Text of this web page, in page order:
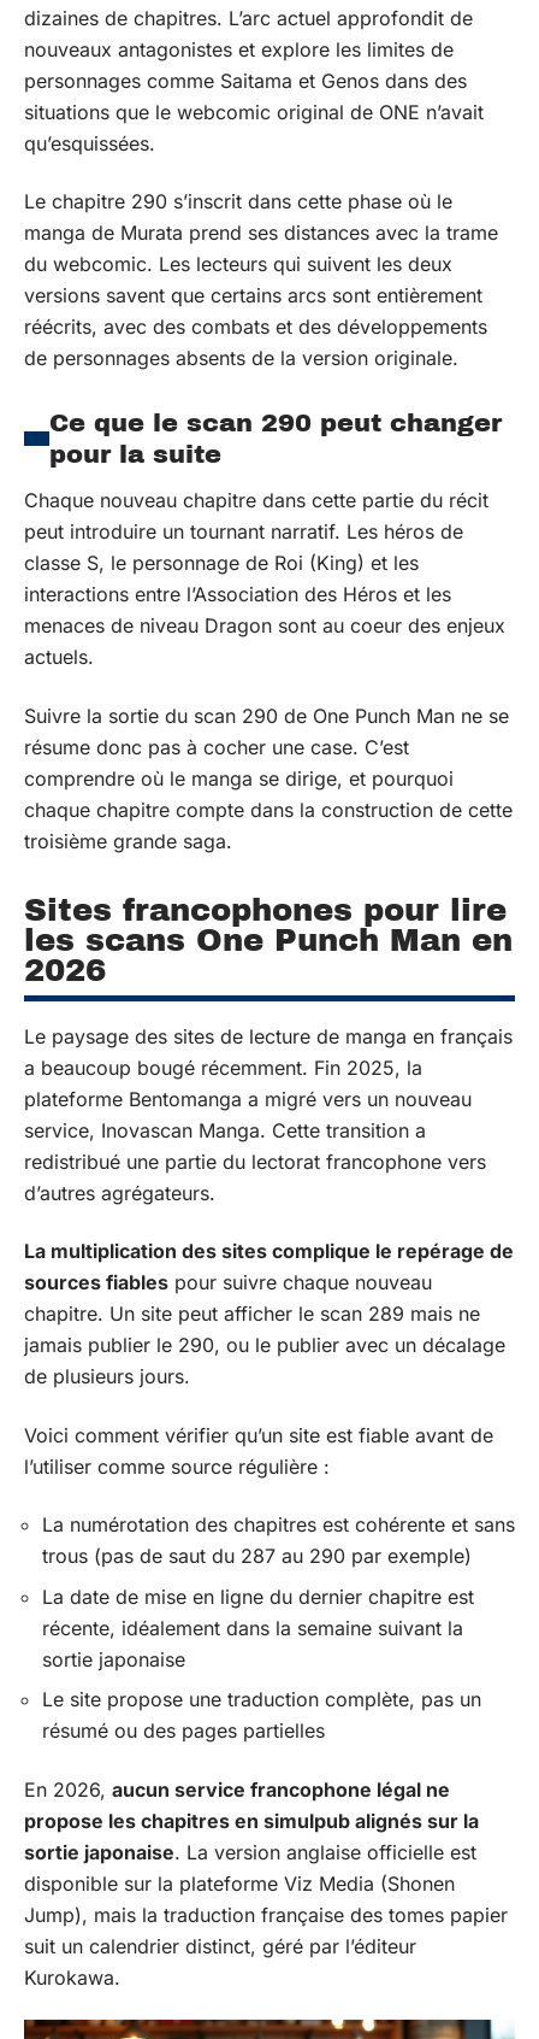
dizaines de chapitres. L’arc actuel approfondit de
nouveaux antagonistes et explore les limites de
personnages comme Saitama et Genos dans des
situations que le webcomic original de ONE n’avait
qu’esquissées.
Le chapitre 290 s’inscrit dans cette phase où le
manga de Murata prend ses distances avec la trame
du webcomic. Les lecteurs qui suivent les deux
versions savent que certains arcs sont entièrement
réécrits, avec des combats et des développements
de personnages absents de la version originale.
Ce que le scan 290 peut changer
pour la suite
Chaque nouveau chapitre dans cette partie du récit
peut introduire un tournant narratif. Les héros de
classe S, le personnage de Roi (King) et les
interactions entre l’Association des Héros et les
menaces de niveau Dragon sont au coeur des enjeux
actuels.
Suivre la sortie du scan 290 de One Punch Man ne se
résume donc pas à cocher une case. C’est
comprendre où le manga se dirige, et pourquoi
chaque chapitre compte dans la construction de cette
troisième grande saga.
Sites francophones pour lire
les scans One Punch Man en
2026
Le paysage des sites de lecture de manga en français
a beaucoup bougé récemment. Fin 2025, la
plateforme Bentomanga a migré vers un nouveau
service, Inovascan Manga. Cette transition a
redistribué une partie du lectorat francophone vers
d’autres agrégateurs.
La multiplication des sites complique le repérage de
sources fiables pour suivre chaque nouveau
chapitre. Un site peut afficher le scan 289 mais ne
jamais publier le 290, ou le publier avec un décalage
de plusieurs jours.
Voici comment vérifier qu’un site est fiable avant de
l’utiliser comme source régulière :
La numérotation des chapitres est cohérente et sans
trous (pas de saut du 287 au 290 par exemple)
La date de mise en ligne du dernier chapitre est
récente, idéalement dans la semaine suivant la
sortie japonaise
Le site propose une traduction complète, pas un
résumé ou des pages partielles
En 2026, aucun service francophone légal ne
propose les chapitres en simulpub alignés sur la
sortie japonaise. La version anglaise officielle est
disponible sur la plateforme Viz Media (Shonen
Jump), mais la traduction française des tomes papier
suit un calendrier distinct, géré par l’éditeur
Kurokawa.